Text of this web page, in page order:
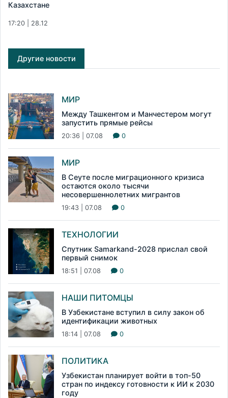
Казахстане
17:20 | 28.12
Другие новости
МИР
Между Ташкентом и Манчестером могут
запустить прямые рейсы
20:36 | 07.08 0
МИР
В Сеуте после миграционного кризиса
остаются около тысячи
несовершеннолетних мигрантов
19:43 | 07.08 0
ТЕХНОЛОГИИ
Спутник Samarkand-2028 прислал свой
первый снимок
18:51 | 07.08 0
НАШИ ПИТОМЦЫ
В Узбекистане вступил в силу закон об
идентификации животных
18:14 | 07.08 0
ПОЛИТИКА
Узбекистан планирует войти в топ-50
стран по индексу готовности к ИИ к 2030
году